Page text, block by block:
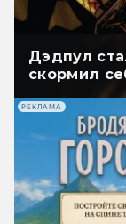
Дэдпул
скормил
РЕКЛАМА